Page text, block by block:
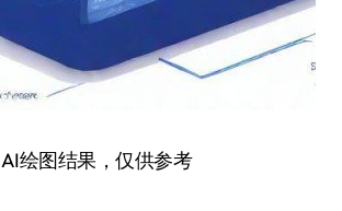
AI绘图结果，仅供参考